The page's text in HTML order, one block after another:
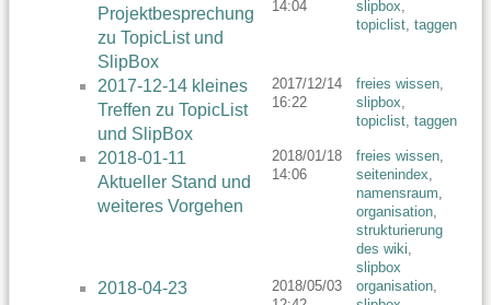
Projektbesprechung
zu TopicList und
SlipBox
14:04
slipbox,
topiclist, taggen
2017-12-14 kleines
Treffen zu TopicList
und SlipBox
2017/12/14
16:22
freies wissen,
slipbox,
topiclist, taggen
2018-01-11
Aktueller Stand und
weiteres Vorgehen
2018/01/18
14:06
freies wissen,
seitenindex,
namensraum,
organisation,
strukturierung
des wiki,
slipbox
2018-04-23
2018/05/03
organisation,